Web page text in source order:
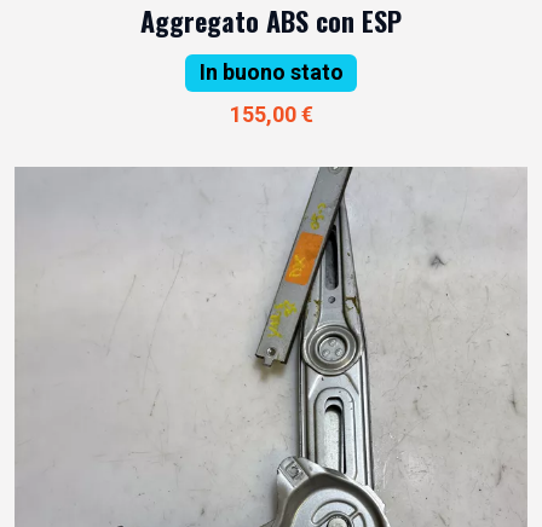
Aggregato ABS con ESP
In buono stato
155,00 €